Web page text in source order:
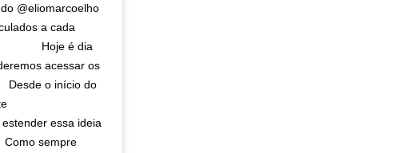
@eliomarcoelho
a cada
Hoje é dia
acessar os
Desde o início do
essa ideia
sempre